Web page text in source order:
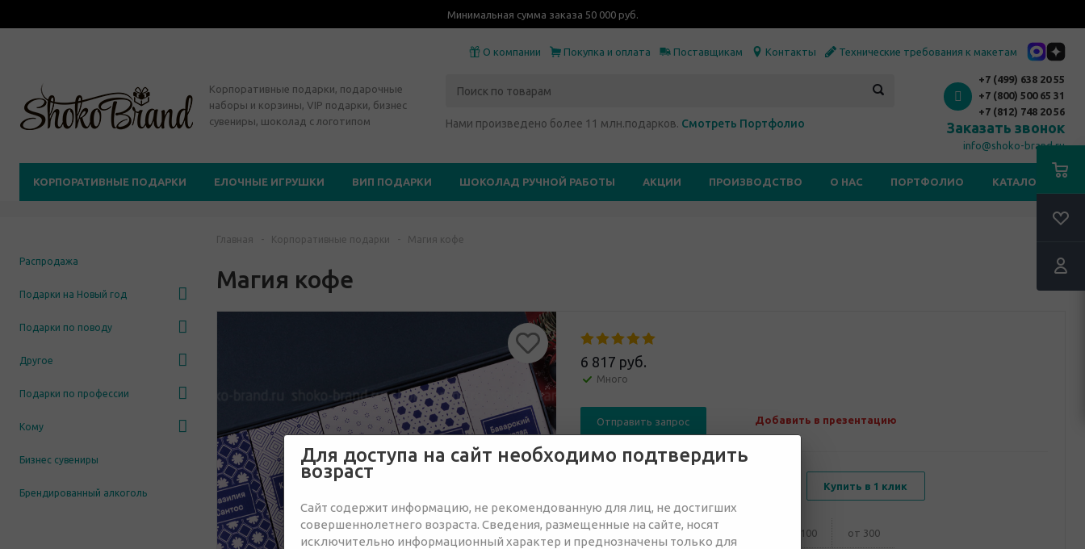
Минимальная сумма заказа 50 000 руб.
О компании Покупка и оплата Поставщикам Контакты Технические требования к макетам
Корпоративные подарки, подарочные
наборы и корзины, VIP подарки, бизнес
сувениры, шоколад с логотипом
Нами произведено более 11 млн.подарков. Смотреть Портфолио
+7 (499) 638 20 55
+7 (800) 500 65 31
+7 (812) 748 20 56
Заказать звонок
info@shoko-brand.ru
КОРПОРАТИВНЫЕ ПОДАРКИ ЕЛОЧНЫЕ ИГРУШКИ ВИП ПОДАРКИ ШОКОЛАД РУЧНОЙ РАБОТЫ АКЦИИ ПРОИЗВОДСТВО О НАС ПОРТФОЛИО КАТАЛОГИ
Распродажа
Подарки на Новый год
Подарки по поводу
Другое
Подарки по профессии
Кому
Бизнес сувениры
Брендированный алкоголь
Главная - Корпоративные подарки - Магия кофе
Магия кофе
6 817 руб.
Много
Отправить запрос Добавить в презентацию
Купить в 1 клик
от 30 от 100 от 300
Для доступа на сайт необходимо подтвердить
возраст
Сайт содержит информацию, не рекомендованную для лиц, не достигших
совершеннолетнего возраста. Сведения, размещенные на сайте, носят
исключительно информационный характер и преднозначены только для